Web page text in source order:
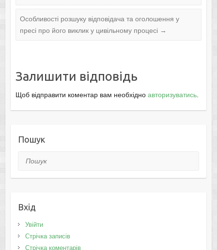
Особливості розшуку відповідача та оголошення у
пресі про його виклик у цивільному процесі →
Залишити відповідь
Щоб відправити коментар вам необхідно авторизуватись.
Пошук
Пошук
Вхід
Увійти
Стрічка записів
Стрічка коментарів